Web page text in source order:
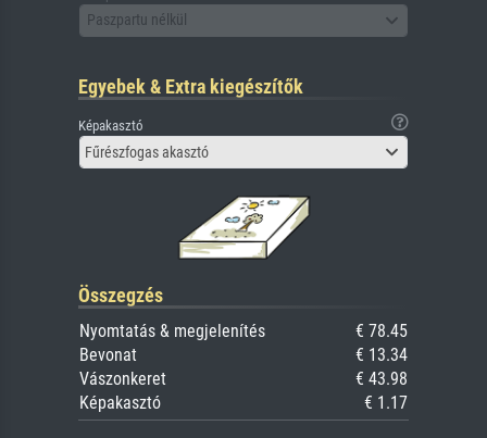
Paszpartu nélkül
Egyebek & Extra kiegészítők
Képakasztó
Fűrészfogas akasztó
Összegzés
Nyomtatás & megjelenítés
€ 78.45
Bevonat
€ 13.34
Vászonkeret
€ 43.98
Képakasztó
€ 1.17